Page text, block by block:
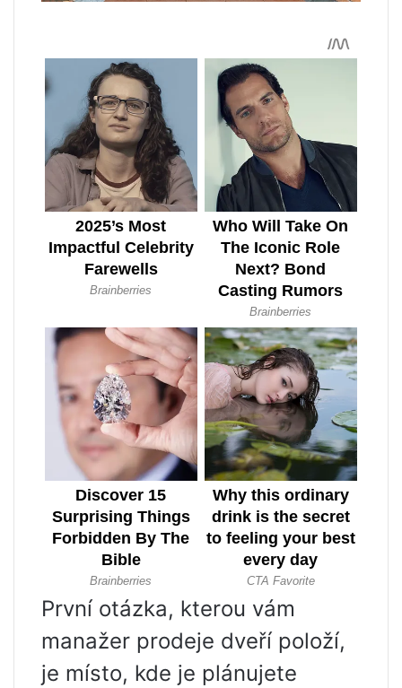
První otázka, kterou vám
manažer prodeje dveří položí,
je místo, kde je plánujete